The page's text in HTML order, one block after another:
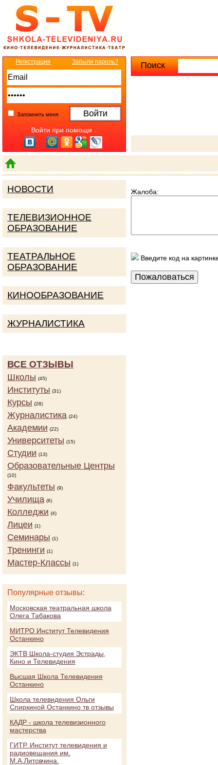
Поиск
Регистрация Забыли пароль?
Запомнить меня
Войти при помощи ...
Жалоба:
Введите код на
НОВОСТИ
ТЕЛЕВИЗИОННОЕ
ОБРАЗОВАНИЕ
ТЕАТРАЛЬНОЕ
ОБРАЗОВАНИЕ
КИНООБРАЗОВАНИЕ
ЖУРНАЛИСТИКА
ВСЕ ОТЗЫВЫ
Школы (45)
Институты (31)
Курсы (28)
Журналистика (24)
Академии (22)
Университеты (15)
Студии (13)
Образовательные Центры
(10)
Факультеты (9)
Училища (6)
Колледжи (4)
Лицеи (1)
Семинары (1)
Тренинги (1)
Мастер-Классы (1)
Популярные отзывы:
Московская театральная школа
Олега Табакова
МИТРО Институт Телевидения
Останкино
ЭКТВ Школа-студия Эстрады,
Кино и Телевидения
Высшая Школа Телевидения
Останкино
Школа телевидения Ольги
Спиркиной Останкино тв отзывы
КАДР - школа телевизионного
мастерства
ГИТР. Институт телевидения и
радиовещания им.
М.А.Литовчина.